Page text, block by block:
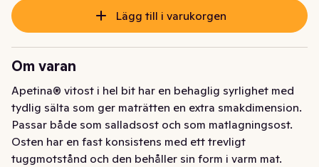
Lägg till i varukorgen
Om varan
Apetina® vitost i hel bit har en behaglig syrlighet med
tydlig sälta som ger maträtten en extra smakdimension.
Passar både som salladsost och som matlagningsost.
Osten har en fast konsistens med ett trevligt
tuggmotstånd och den behåller sin form i varm mat.